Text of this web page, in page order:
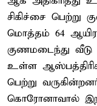
சிகிச்சை
மொத்தம் 64
குணமடைந்து வீடு
உள்ள
பெற்று
கொரோனாவால்